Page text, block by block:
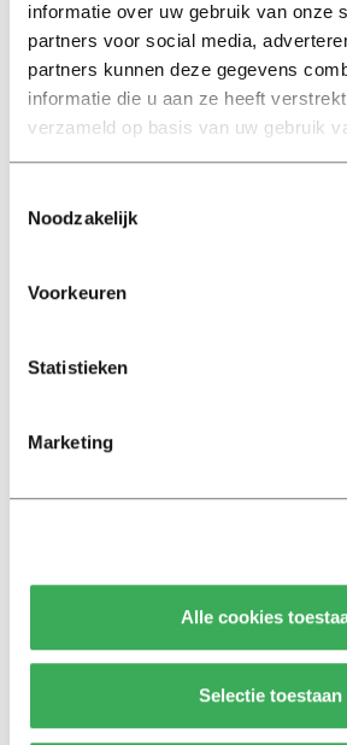
informatie over uw gebruik van onze
partners voor social media,
partners kunnen deze gegevens
informatie die u aan ze heeft
verzameld op basis van uw gebruik
Noodzakelijk
Voorkeuren
Statistieken
Marketing
Alle cookies
Selectie toestaan
Interview
Marion
bedreigingen
ivoren toren
Hunger
kregen er
door
Maak het
zodat
kunnen
Bekijk meer recent nieuws